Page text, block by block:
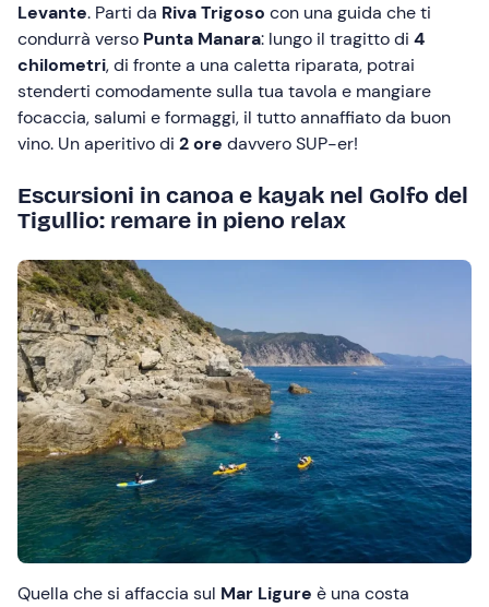
Levante. Parti da Riva Trigoso con una guida che ti
condurrà verso Punta Manara: lungo il tragitto di 4
chilometri, di fronte a una caletta riparata, potrai
stenderti comodamente sulla tua tavola e mangiare
focaccia, salumi e formaggi, il tutto annaffiato da buon
vino. Un aperitivo di 2 ore davvero SUP-er!
Escursioni in canoa e kayak nel Golfo del
Tigullio: remare in pieno relax
Quella che si affaccia sul Mar Ligure è una costa